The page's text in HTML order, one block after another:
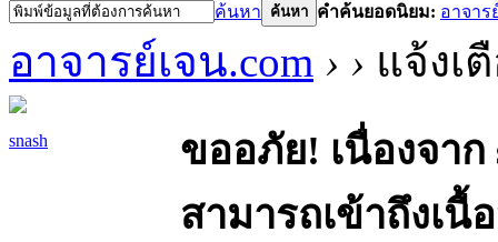
ค้นหา ค้นหา คำค้นยอดนิยม: อาจาร
อาจารย์เจน.com › › แจ้งเ
snash
ขออภัย! เนื่องจา
สามารถเข้าถึงเนื้